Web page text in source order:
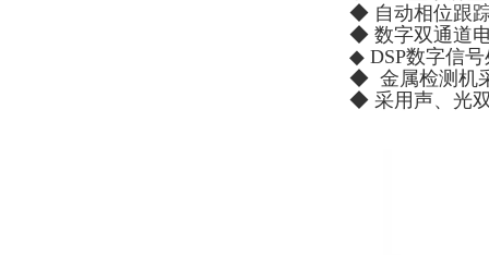
◆ 自动相位跟
◆ 数字双通道
◆ DSP数字信
◆ 金属检测机
◆ 采用声、光